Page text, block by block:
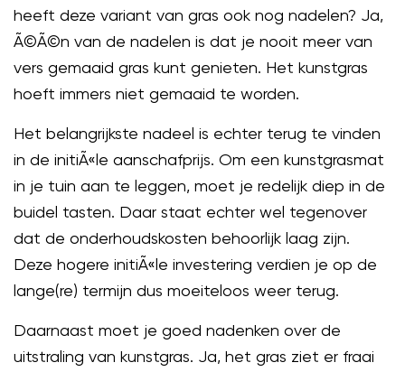
heeft deze variant van gras ook nog nadelen? Ja,
Ã©Ã©n van de nadelen is dat je nooit meer van
vers gemaaid gras kunt genieten. Het kunstgras
hoeft immers niet gemaaid te worden.
Het belangrijkste nadeel is echter terug te vinden
in de initiÃ«le aanschafprijs. Om een kunstgrasmat
in je tuin aan te leggen, moet je redelijk diep in de
buidel tasten. Daar staat echter wel tegenover
dat de onderhoudskosten behoorlijk laag zijn.
Deze hogere initiÃ«le investering verdien je op de
lange(re) termijn dus moeiteloos weer terug.
Daarnaast moet je goed nadenken over de
uitstraling van kunstgras. Ja, het gras ziet er fraai